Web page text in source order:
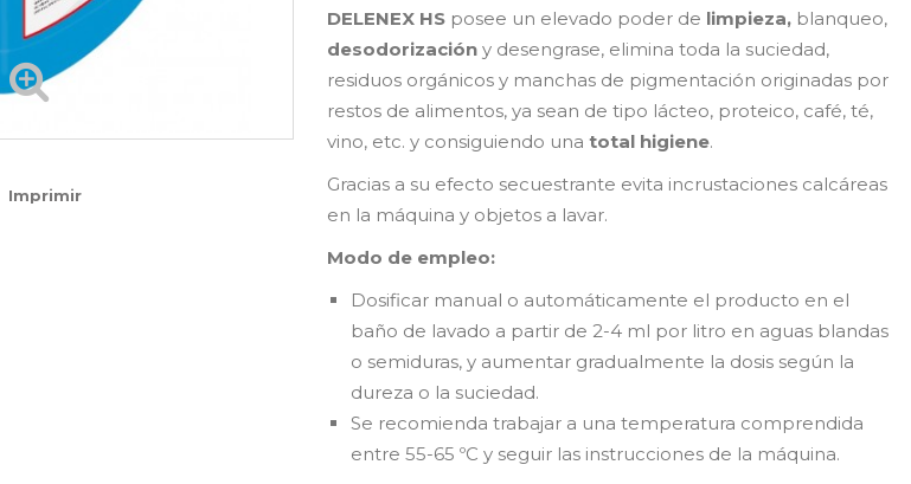
Imprimir
DELENEX HS posee un elevado poder de limpieza, blanqueo,
desodorización y desengrase, elimina toda la suciedad,
residuos orgánicos y manchas de pigmentación originadas por
restos de alimentos, ya sean de tipo lácteo, proteico, café, té,
vino, etc. y consiguiendo unatotal higiene.
Gracias a su efecto secuestrante evita incrustaciones calcáreas
en la máquina y objetos a lavar.
Modo de empleo:
Dosificar manual o automáticamente el producto en el
baño de lavado a partir de 2-4 ml por litro en aguas blandas
o semiduras, y aumentar gradualmente la dosis según la
dureza o la suciedad.
Se recomienda trabajar a una temperatura comprendida
entre 55-65 ºC y seguir las instrucciones de la máquina.